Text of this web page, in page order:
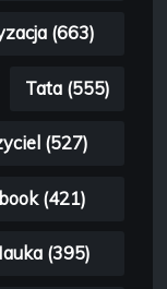
(663)
Tata (555)
(527)
(421)
(395)